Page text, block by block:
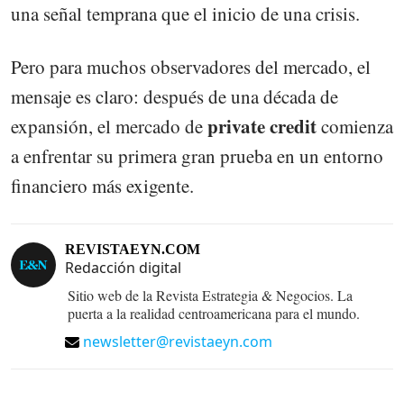
una señal temprana que el inicio de una crisis.
Pero para muchos observadores del mercado, el
mensaje es claro: después de una década de
expansión, el mercado deprivate creditcomienza
a enfrentar su primera gran prueba en un entorno
financiero más exigente.
REVISTAEYN.COM
Redacción digital
Sitio web de la Revista Estrategia & Negocios. La
puerta a la realidad centroamericana para el mundo.
newsletter@revistaeyn.com